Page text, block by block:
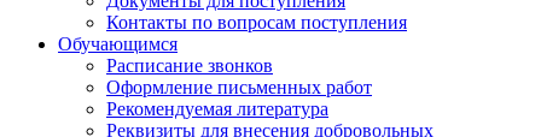
Контакты по вопросам поступления
Обучающимся
Расписание звонков
Оформление письменных работ
Рекомендуемая литература
Реквизиты для внесения добровольных